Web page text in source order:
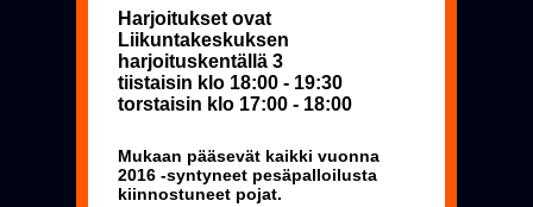
Harjoitukset ovat
Liikuntakeskuksen
harjoituskentällä 3
tiistaisin klo 18:00 - 19:30
torstaisin klo 17:00 - 18:00
Mukaan pääsevät kaikki vuonna
2016 -syntyneet pesäpalloilusta
kiinnostuneet pojat.